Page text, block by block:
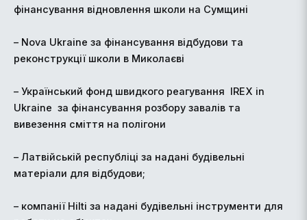
фінансування відновлення школи на Сумщині
– Nova Ukraine за фінансування відбудови та
реконструкції школи в Миколаєві
– Український фонд швидкого реагування IREX in
Ukraine за фінансування розбору завалів та
вивезення сміття на полігони
– Латвійській республіці за надані будівельні
матеріали для відбудови;
– компанії Hilti за надані будівельні інструменти для